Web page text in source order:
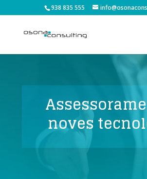
938 835 555
noves